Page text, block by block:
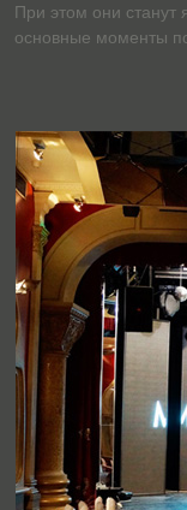
При этом они
основные моменты